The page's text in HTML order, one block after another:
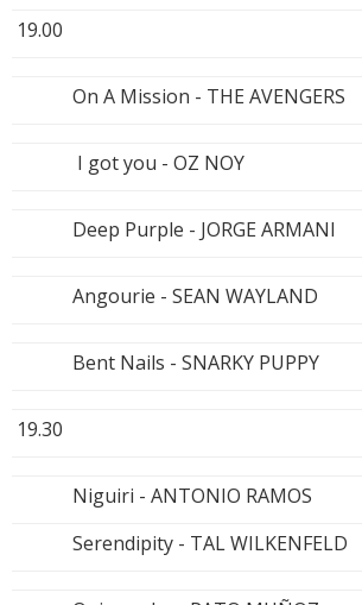
19.00
On A Mission - THE AVENGERS
I got you - OZ NOY
Deep Purple - JORGE ARMANI
Angourie - SEAN WAYLAND
Bent Nails - SNARKY PUPPY
19.30
Niguiri - ANTONIO RAMOS
Serendipity - TAL WILKENFELD